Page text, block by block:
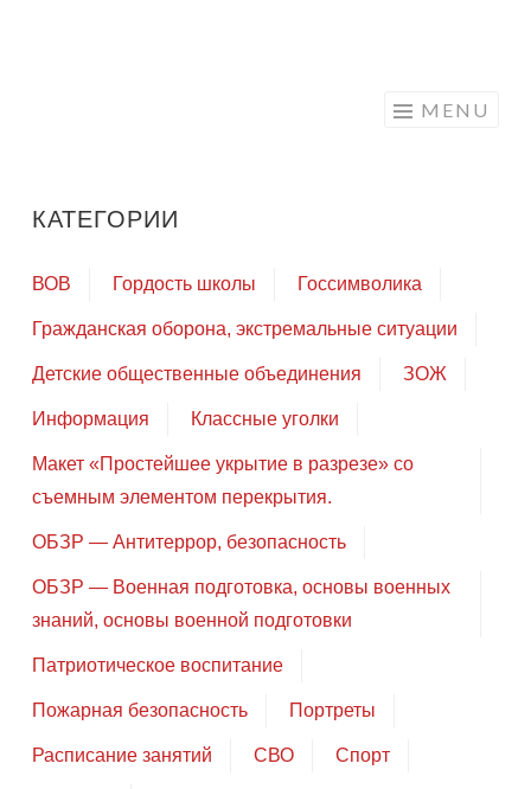
MENU
КАТЕГОРИИ
ВОВ Гордость школы Госсимволика
Гражданская оборона, экстремальные ситуации
Детские общественные объединения ЗОЖ
Информация Классные уголки
Макет «Простейшее укрытие в разрезе» со
съемным элементом перекрытия.
ОБЗР — Антитеррор, безопасность
ОБЗР — Военная подготовка, основы военных
знаний, основы военной подготовки
Патриотическое воспитание
Пожарная безопасность Портреты
Расписание занятий СВО Спорт